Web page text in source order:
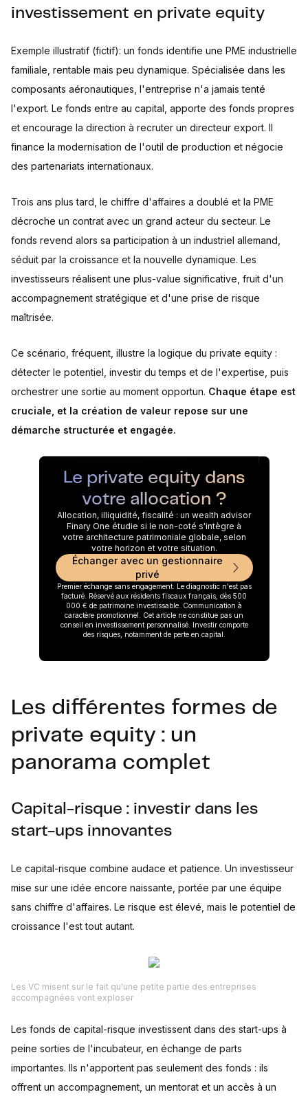
investissement en private equity
Exemple illustratif (fictif): un fonds identifie une PME industrielle
familiale, rentable mais peu dynamique. Spécialisée dans les
composants aéronautiques, l'entreprise n'a jamais tenté
l'export. Le fonds entre au capital, apporte des fonds propres
et encourage la direction à recruter un directeur export. Il
finance la modernisation de l'outil de production et négocie
des partenariats internationaux.
Trois ans plus tard, le chiffre d'affaires a doublé et la PME
décroche un contrat avec un grand acteur du secteur. Le
fonds revend alors sa participation à un industriel allemand,
séduit par la croissance et la nouvelle dynamique. Les
investisseurs réalisent une plus-value significative, fruit d'un
accompagnement stratégique et d'une prise de risque
maîtrisée.
Ce scénario, fréquent, illustre la logique du private equity :
détecter le potentiel, investir du temps et de l'expertise, puis
orchestrer une sortie au moment opportun. Chaque étape est
cruciale, et la création de valeur repose sur une
démarche structurée et engagée.
Le private equity dans
votre allocation ?
Allocation, illiquidité, fiscalité : un wealth advisor
Finary One étudie si le non-coté s'intègre à
votre architecture patrimoniale globale, selon
votre horizon et votre situation.
Échanger avec un gestionnaire
privé
Premier échange sans engagement. Le diagnostic n'est pas
facturé. Réservé aux résidents fiscaux français, dès 500
000 € de patrimoine investissable. Communication à
caractère promotionnel. Cet article ne constitue pas un
conseil en investissement personnalisé. Investir comporte
des risques, notamment de perte en capital.
Les différentes formes de
private equity : un
panorama complet
Capital-risque : investir dans les
start-ups innovantes
Le capital-risque combine audace et patience. Un investisseur
mise sur une idée encore naissante, portée par une équipe
sans chiffre d'affaires. Le risque est élevé, mais le potentiel de
croissance l'est tout autant.
Les VC misent sur le fait qu'une petite partie des entreprises
accompagnées vont exploser
Les fonds de capital-risque investissent dans des start-ups à
peine sorties de l'incubateur, en échange de parts
importantes. Ils n'apportent pas seulement des fonds : ils
offrent un accompagnement, un mentorat et un accès à un